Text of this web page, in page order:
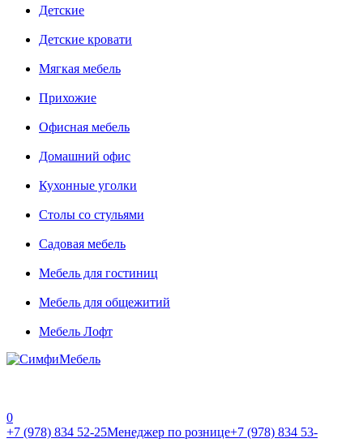
Детские
Детские кровати
Мягкая мебель
Прихожие
Офисная мебель
Домашний офис
Кухонные уголки
Столы со стульями
Садовая мебель
Мебель для гостиниц
Мебель для общежитий
Мебель Лофт
0
+7 (978) 834 52-25Менеджер по рознице+7 (978) 834 53-